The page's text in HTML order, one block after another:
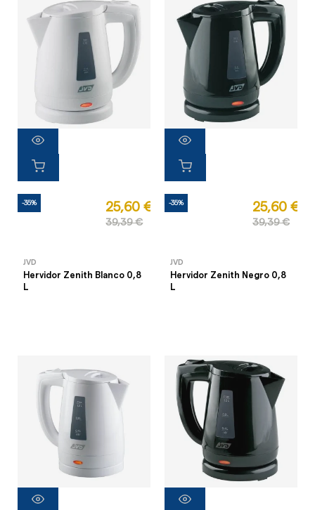
-35% 25,60 €
39,39 €
JVD
Hervidor Zenith Blanco 0,8
L
-35% 25,60 €
39,39 €
JVD
Hervidor Zenith Negro 0,8
L